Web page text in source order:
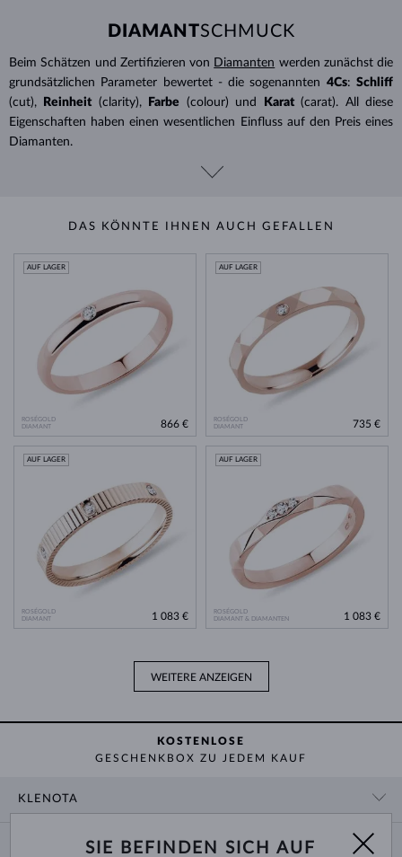
DIAMANTSCHMUCK
Beim Schätzen und Zertifizieren von Diamanten werden zunächst die
grundsätzlichen Parameter bewertet - die sogenannten 4Cs: Schliff
(cut),
Reinheit (clarity), Farbe (colour) und Karat (carat). All diese
Eigenschaften haben einen wesentlichen Einfluss auf den Preis eines
Diamanten.
DAS KÖNNTE IHNEN AUCH GEFALLEN
ROSÉGOLD
DIAMANT
AUF LAGER
866 €
ROSÉGOLD
DIAMANT
AUF LAGER
735 €
ROSÉGOLD
DIAMANT
AUF LAGER
1 083 €
ROSÉGOLD
DIAMANT & DIAMANTEN
AUF LAGER
1 083 €
WEITERE ANZEIGEN
KOSTENLOSE
GESCHENKBOX ZU JEDEM KAUF
KLENOTA
SIE BEFINDEN SICH AUF